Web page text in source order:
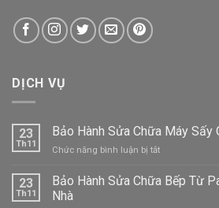
DỊCH VỤ
23
Th11
Bảo Hành Sửa Chữa Máy Sấy
Chức năng bình luận bị tắtở
Hành
23
Th11
Bảo Hành Sửa Chữa Bếp Từ
Nhà